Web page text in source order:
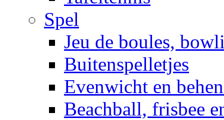
Spel
Jeu de boules,
Buitenspelletjes
Evenwicht en
Beachball, frisbee